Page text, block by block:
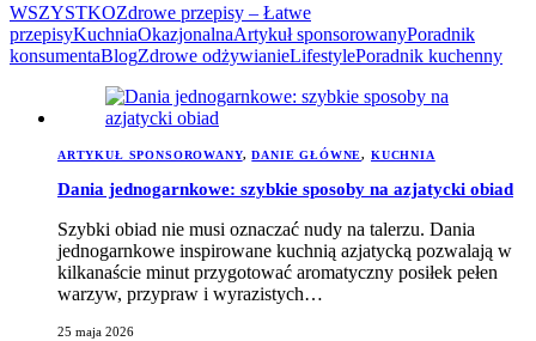
WSZYSTKOZdrowe przepisy – Łatwe
przepisyKuchniaOkazjonalnaArtykuł sponsorowanyPoradnik
konsumentaBlogZdrowe odżywianieLifestylePoradnik kuchenny
ARTYKUŁ SPONSOROWANY,DANIE GŁÓWNE, KUCHNIA
Dania jednogarnkowe: szybkie sposoby na azjatycki obiad
Szybki obiad nie musi oznaczać nudy na talerzu. Dania
jednogarnkowe inspirowane kuchnią azjatycką pozwalają w
kilkanaście minut przygotować aromatyczny posiłek pełen
warzyw, przypraw i wyrazistych…
25 maja 2026